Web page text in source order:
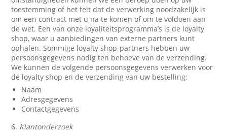
toestemming of het feit dat de verwerking noodzakelijk is
om een contract met u na te komen of om te voldoen aan
de wet. Een van onze loyaliteitsprogramma’s is de loyalty
shop, waar u aanbiedingen van externe partners kunt
ophalen. Sommige loyalty shop-partners hebben uw
persoonsgegevens nodig ten behoeve van de verzending.
We kunnen de volgende persoonsgegevens verwerken voor
de loyalty shop en de verzending van uw bestelling:
Naam
Adresgegevens
Contactgegevens
6. Klantonderzoek